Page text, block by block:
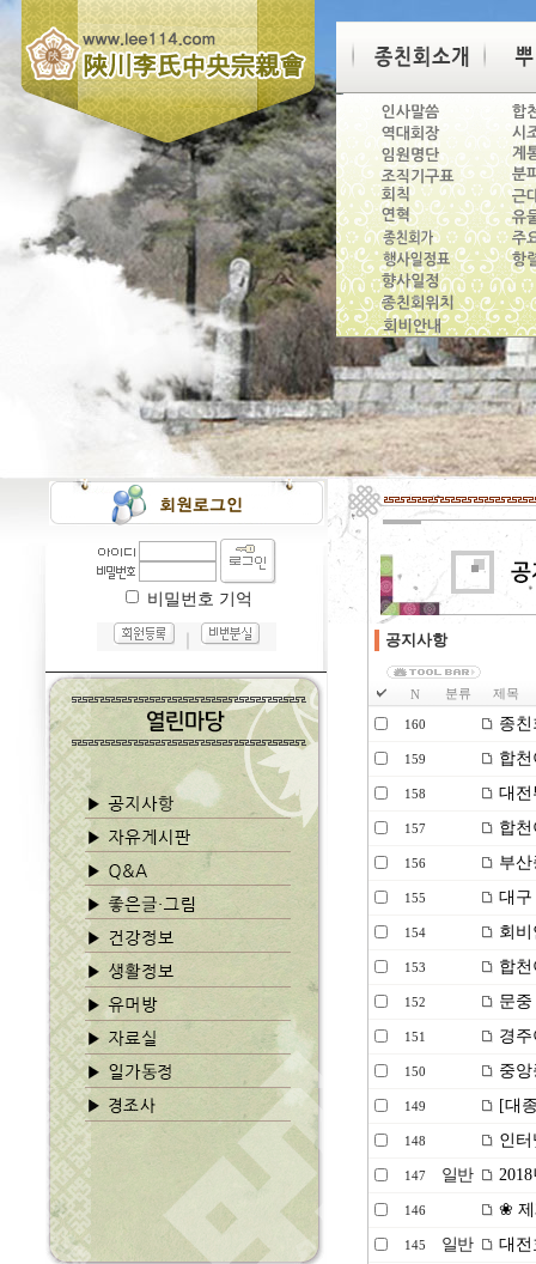
비밀번호 기억
공지사항
N 분류 제목
160 종
159 합
158 대전
157 합
156 부
155 대구
154 회비
153 합
152 문
151 경
150 중
149 [대
148 인
147 일반
146 ❀ 제
145 일반 대전